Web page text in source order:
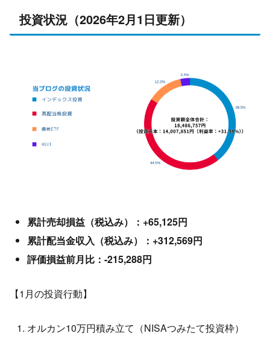
投資状況（2026年2月1日更新）
累計売却損益（税込み）：+65,125円
累計配当金収入（税込み）：+312,569円
評価損益前月比：-215,288円
【1月の投資行動】
オルカン10万円積み立て（NISAつみたて投資枠）